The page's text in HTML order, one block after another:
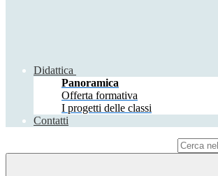
Didattica
Panoramica
Offerta formativa
I progetti delle classi
Contatti